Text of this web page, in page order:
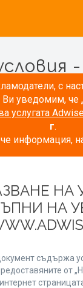
с
Ви уведомим, че
услугата
г.
информация,
-
НА
НА
съдържа
от